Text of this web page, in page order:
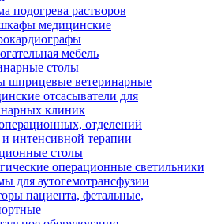
подогрева растворов
медицинские
мебель
столы
шприцевые ветеринарные
отсасыватели для
клиник
отделений
интенсивной терапии
столы
операционные светильники
для аутогемотрансфузии
пациента, фетальные,